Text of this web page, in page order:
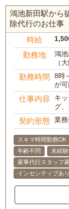
鴻池新田駅から
除代行のお仕事
時給
勤務地
鴻
（
勤務時間
8時
が
仕事内容
キ
グ
契約形態 業
スキマ時間勤務OK
年齢不問
未経
家事代行スタッフ
インセンティブあり